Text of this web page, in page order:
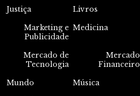
Justiça
Livros
Marketing e
Publicidade
Medicina
Mercado de
Tecnologia
Mercado
Financeiro
Mundo
Música